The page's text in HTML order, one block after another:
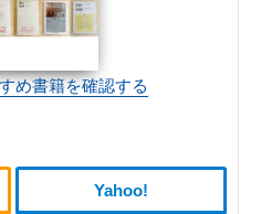
め書籍を確認する
Yahoo!